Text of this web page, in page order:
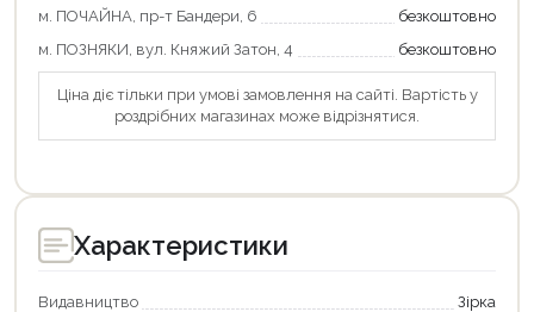
м. ПОЧАЙНА, пр-т Бандери, 6
безкоштовно
м. ПОЗНЯКИ, вул. Княжий Затон, 4
безкоштовно
Ціна діє тільки при умові замовлення на сайті. Вартість у
роздрібних магазинах може відрізнятися.
Характеристики
Видавництво
Зірка
Продовжити покупки
Оформити замовлення